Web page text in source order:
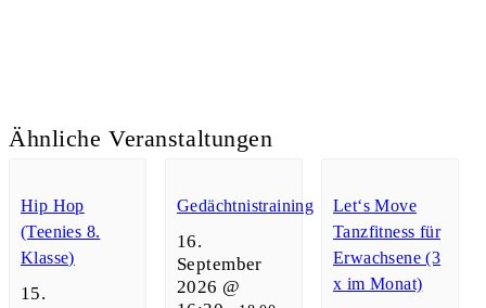
Ähnliche Veranstaltungen
Hip Hop
(Teenies 8.
Klasse)
15.
Gedächtnistraining
16.
September
2026 @
Let‘s Move
Tanzfitness für
Erwachsene (3
x im Monat)